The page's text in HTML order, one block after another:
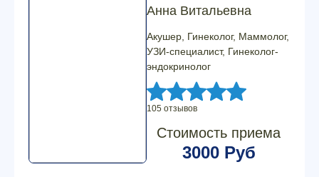
Анна Витальевна
Акушер, Гинеколог, Маммолог,
УЗИ-специалист, Гинеколог-
эндокринолог
105 отзывов
Стоимость приема
3000 Руб